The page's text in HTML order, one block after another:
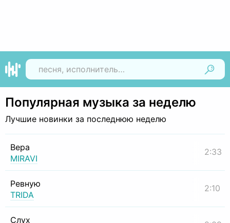
Популярная музыка за неделю
Лучшие новинки за последнюю неделю
Вера
MIRAVI
2:33
Ревную
TRIDA
2:10
Слух